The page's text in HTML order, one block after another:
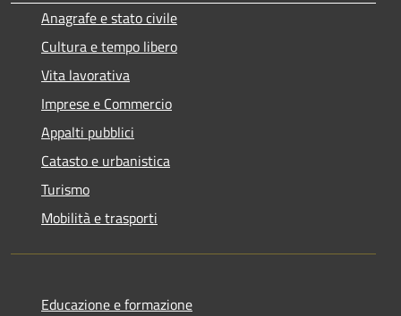
Anagrafe e stato civile
Cultura e tempo libero
Vita lavorativa
Imprese e Commercio
Appalti pubblici
Catasto e urbanistica
Turismo
Mobilità e trasporti
Educazione e formazione